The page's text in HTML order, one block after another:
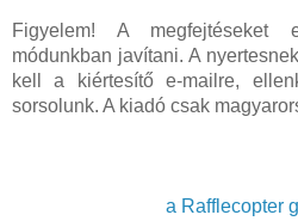
Figyelem! A megfejtéseket
módunkban javítani. A
kell a kiértesítő e-mailre,
sorsolunk. A kiadó csak
a Rafflecopter